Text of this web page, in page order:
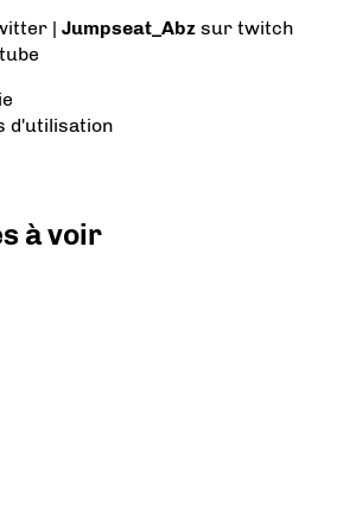
|Jumpseat_Abz sur twitch
d'utilisation
à voir